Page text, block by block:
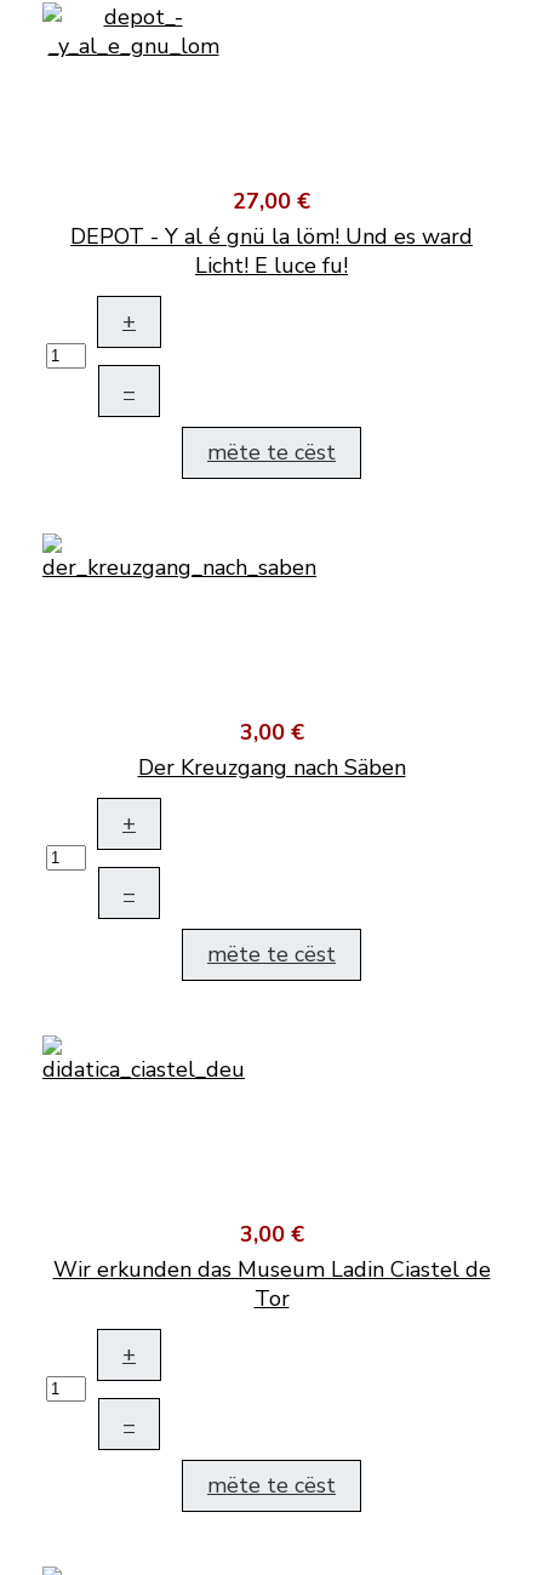
27,00 €
DEPOT - Y al é gnü la löm! Und es ward
Licht! E luce fu!
+
–
mëte te cëst
3,00 €
Der Kreuzgang nach Säben
+
–
mëte te cëst
3,00 €
Wir erkunden das Museum Ladin Ciastel de
Tor
+
–
mëte te cëst